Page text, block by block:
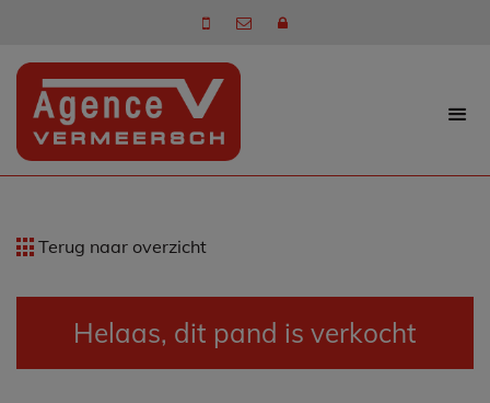
Terug naar overzicht
Helaas, dit pand is verkocht